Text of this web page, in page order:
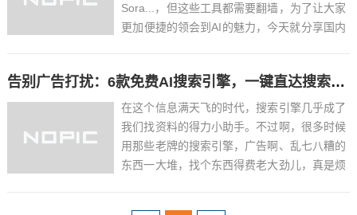
Sora...，但这些工具都需要翻墙，为了让大家
更加便捷的领会到AI的魅力，今天就分享国内
作为国产 AI 扛把子...
告别广告打扰：6款免费AI搜索引擎，一键直达搜索结果
在这个信息满天飞的时代，搜索引擎几乎成了
我们找资料的得力小助手。不过啊，很多时候
用那些老牌的搜索引擎，广告啊、乱七八糟的
东西一大堆，找个东西得费老大劲儿，真是烦